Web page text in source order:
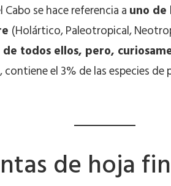
se hace referencia auno de
(Holártico, Paleotropical,
todos ellos, pero,
el 3% de las especies
de hoja